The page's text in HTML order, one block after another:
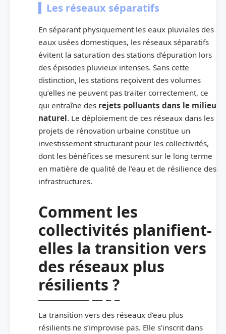
Les réseaux séparatifs
En séparant physiquement les eaux pluviales des
eaux usées domestiques, les réseaux séparatifs
évitent la saturation des stations d’épuration lors
des épisodes pluvieux intenses. Sans cette
distinction, les stations reçoivent des volumes
qu’elles ne peuvent pas traiter correctement, ce
qui entraîne des rejets polluants dans le milieu
naturel. Le déploiement de ces réseaux dans les
projets de rénovation urbaine constitue un
investissement structurant pour les collectivités,
dont les bénéfices se mesurent sur le long terme
en matière de qualité de l’eau et de résilience des
infrastructures.
Comment les
collectivités planifient-
elles la transition vers
des réseaux plus
résilients ?
La transition vers des réseaux d’eau plus
résilients ne s’improvise pas. Elle s’inscrit dans